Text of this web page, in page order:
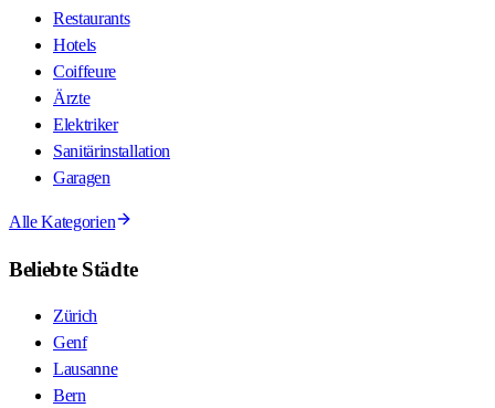
Restaurants
Hotels
Coiffeure
Ärzte
Elektriker
Sanitärinstallation
Garagen
Alle Kategorien
Beliebte Städte
Zürich
Genf
Lausanne
Bern